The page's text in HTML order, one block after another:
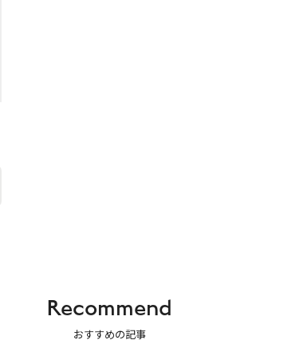
Recommend
おすすめの記事